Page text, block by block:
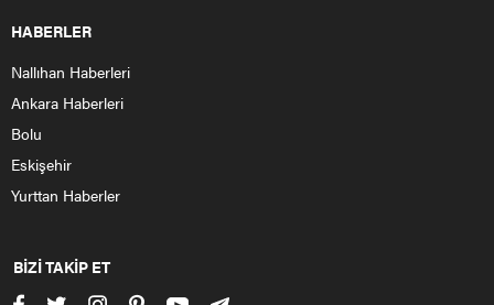
Cumhurbaşkanı Recep Tayyip Erdoğan,
Cumhurbaşkanlığı Kabinesi Toplantısı sonrasında